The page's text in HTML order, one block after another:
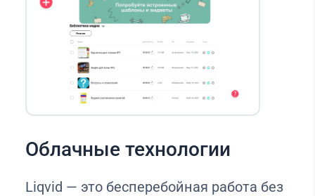
Облачные технологии
Liqvid — это бесперебойная работа без